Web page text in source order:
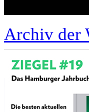
Archiv der